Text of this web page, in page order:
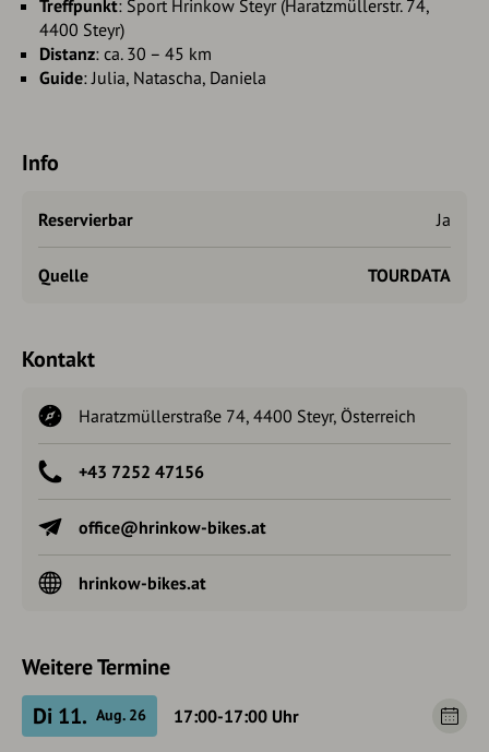
Treffpunkt: Sport Hrinkow Steyr (Haratzmüllerstr. 74,
4400 Steyr)
Distanz: ca. 30 – 45 km
Guide: Julia, Natascha, Daniela
Info
Reservierbar Ja
Quelle TOURDATA
Kontakt
Haratzmüllerstraße 74, 4400 Steyr, Österreich
+43 7252 47156
office@hrinkow-bikes.at
hrinkow-bikes.at
Weitere Termine
Di 11. Aug. 26 17:00-17:00 Uhr